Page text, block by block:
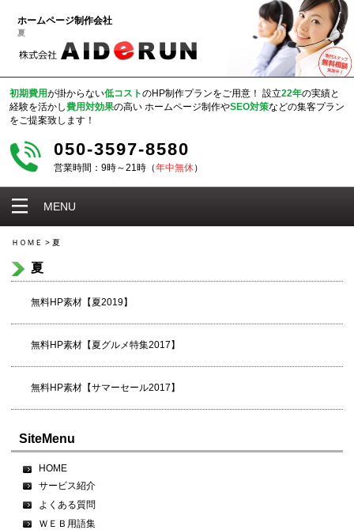
ホームページ制作会社
夏
初期費用が掛からない低コストのHP制作プランをご用意！ 設立22年の実績と
経験を活かし費用対効果の高い ホームページ制作やSEO対策などの集客プラン
をご提案致します！
050-3597-8580
営業時間：9時～21時（年中無休）
MENU
ＨＯＭＥ > 夏
夏
無料HP素材【夏2019】
無料HP素材【夏グルメ特集2017】
無料HP素材【サマーセール2017】
SiteMenu
HOME
サービス紹介
よくある質問
ＷＥＢ用語集